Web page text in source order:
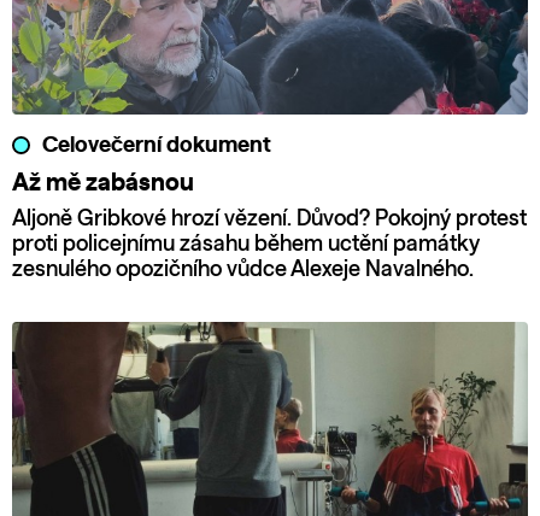
Celovečerní dokument
Až mě zabásnou
Aljoně Gribkové hrozí vězení. Důvod? Pokojný protest
proti policejnímu zásahu během uctění památky
zesnulého opozičního vůdce Alexeje Navalného.